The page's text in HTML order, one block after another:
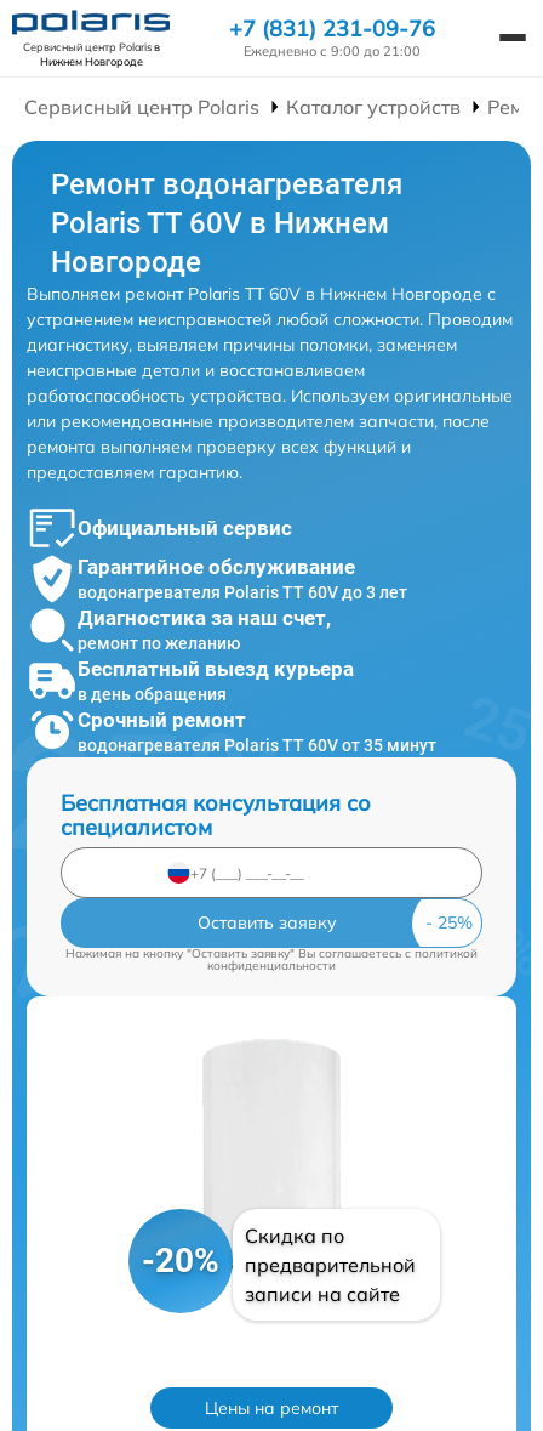
Сервисный центр Polarisв
Нижнем Новгороде
+7 (831) 231-09-76
Ежедневно с 9:00 до 21:00
Сервисный центр Polaris Каталог устройств
Ремонт водонагревателя
Polaris TT 60V в Нижнем
Новгороде
Выполняем ремонт Polaris TT 60V в Нижнем Новгороде с
устранением неисправностей любой сложности. Проводим
диагностику, выявляем причины поломки, заменяем
неисправные детали и восстанавливаем
работоспособность устройства. Используем оригинальные
или рекомендованные производителем запчасти, после
ремонта выполняем проверку всех функций и
предоставляем гарантию.
Официальный сервис
Гарантийное обслуживание
водонагревателя Polaris TT 60V до 3 лет
Диагностика за наш счет,
ремонт по желанию
Бесплатный выезд курьера
в день обращения
Срочный ремонт
водонагревателя Polaris TT 60V от 35 минут
Бесплатная консультация со
специалистом
Оставить заявку
Нажимая на кнопку "Оставить заявку" Вы соглашаетесь cполитикой
конфиденциальности
-20%
Скидка по
предварительной
записи на сайте
Цены на ремонт